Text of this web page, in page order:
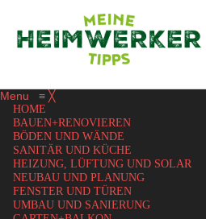
Menu ≡ ╳
HOME
BAUEN+RENOVIEREN
BÖDEN UND WÄNDE
SANITÄR UND KÜCHE
HEIZUNG, LÜFTUNG UND SOLAR
NEUBAU UND PLANUNG
FENSTER UND TÜREN
UMBAU UND SANIERUNG